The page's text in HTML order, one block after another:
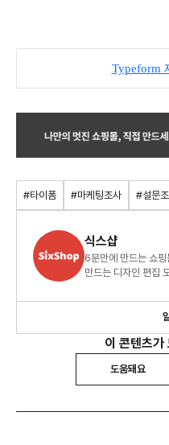
Typeform
#타이폼 #마케팅조사 #설문
식스샵
6분만에 만드는 쇼
만드는 디자인 편집 도구부터 쇼핑몰 운영과 마케팅에 필요한
이 콘텐츠가
도움돼요